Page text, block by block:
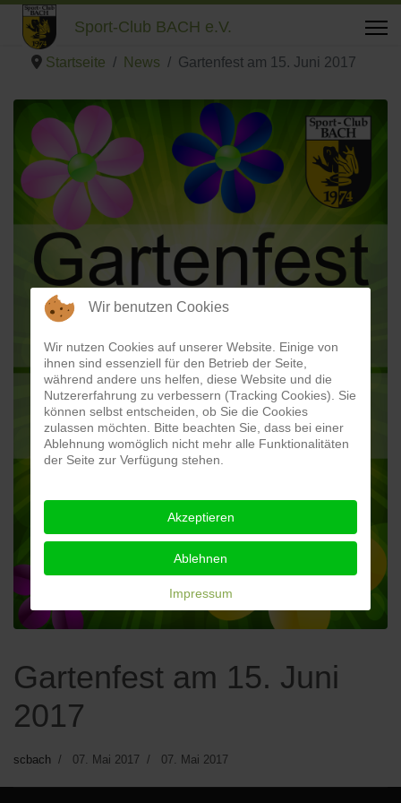
Sport-Club BACH e.V.
Startseite News Gartenfest am 15. Juni 2017
Gartenfest am 15. Juni
2017
scbach 07. Mai 2017 07. Mai 2017
Wir benutzen Cookies
Wir nutzen Cookies auf unserer Website. Einige von
ihnen sind essenziell für den Betrieb der Seite,
während andere uns helfen, diese Website und die
Nutzererfahrung zu verbessern (Tracking Cookies). Sie
können selbst entscheiden, ob Sie die Cookies
zulassen möchten. Bitte beachten Sie, dass bei einer
Ablehnung womöglich nicht mehr alle Funktionalitäten
der Seite zur Verfügung stehen.
Akzeptieren
Ablehnen
Impressum